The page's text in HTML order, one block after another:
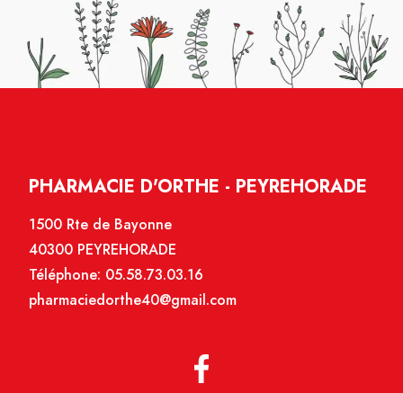
PHARMACIE D'ORTHE - PEYREHORADE
1500 Rte de Bayonne
40300 PEYREHORADE
Téléphone: 05.58.73.03.16
pharmaciedorthe40@gmail.com